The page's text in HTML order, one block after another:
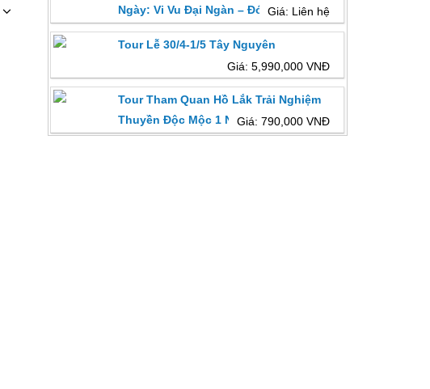
Ngày: Vi Vu Đại Ngàn – Đón Xuân No Đủ
Giá: Liên hệ
Tour Lễ 30/4-1/5 Tây Nguyên
Giá: 5,990,000 VNĐ
Tour Tham Quan Hồ Lắk Trải Nghiệm
Thuyền Độc Mộc 1 NgàyGiá: 790,000 VNĐ